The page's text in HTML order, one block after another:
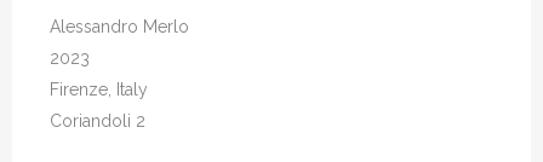
Alessandro Merlo
2023
Firenze, Italy
Coriandoli 2